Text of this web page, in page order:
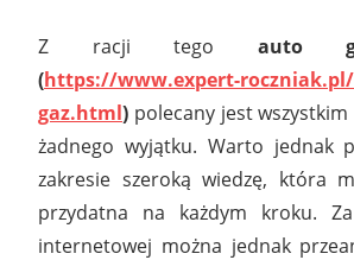
Z racji tego auto
(https://www.expert-
gaz.html) polecany jest
żadnego wyjątku. Warto jednak
zakresie szeroką wiedzę, która
przydatna na każdym kroku.
internetowej można jednak